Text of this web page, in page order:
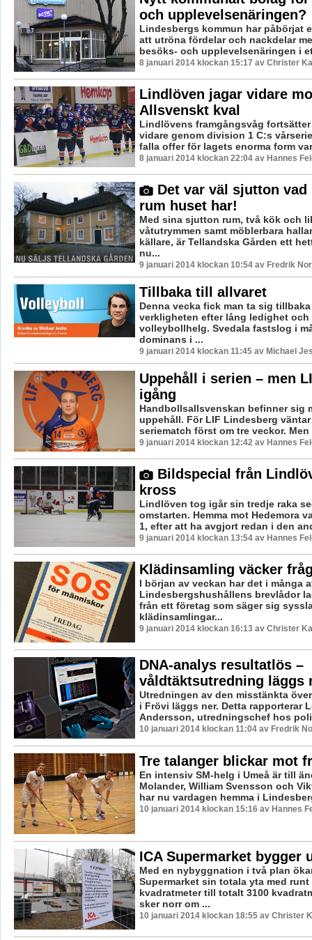
och upplevelsenäringen?
Lindesbergs kommun har påbörjat
att utröna fördelar och nackdelar
besöks- och upplevelsenäringen i
8 januari 2014 klockan 15:17 av Christer
Lindlöven jagar vidare
Allsvenskt kval
Lindlövens framgångsvåg
vidare genom division 1 C:s
falla offer för lagets enorma form
8 januari 2014 klockan 22:04 av Hannes
Det var väl sjutton vad
rum huset har!
Med sina sjutton rum, två kök och
våtutrymmen samt möblerbara
källare, är Tellandska Gården ett
nu...
9 januari 2014 klockan 10:54 av Fredrik
Tillbaka till allvaret
Denna vecka fick man ta sig
verkligheten efter lång ledighet och
volleybollhelg. Svedala fastslog i
dominans i ...
9 januari 2014 klockan 11:45 av Michael
Uppehåll i serien – men
igång
Handbollsallsvenskan befinner sig
uppehåll. För LIF Lindesberg
seriematch först om tre veckor.
9 januari 2014 klockan 12:42 av Hannes
Bildspecial från
kross
Lindlöven tog igår sin tredje raka
omstarten. Hemma mot Hedemora
1, efter att ha avgjort redan i den
9 januari 2014 klockan 13:54 av Hannes
Klädinsamling väcker
I början av veckan har det i många
Lindesbergshushållens brevlådor
från ett företag som säger sig
klädinsamlingar...
9 januari 2014 klockan 16:13 av Christer
DNA-analys resultatlös –
våldtäktsutredning läggs
Utredningen av den misstänkta
i Frövi läggs ner. Detta rapporterar
Andersson, utredningschef hos
10 januari 2014 klockan 11:04 av Fredrik
Tre talanger blickar mot
En intensiv SM-helg i Umeå är till
Molander, William Svensson och
har nu vardagen hemma i
10 januari 2014 klockan 15:16 av Hannes
ICA Supermarket bygger
Med en nybyggnation i två plan
Supermarket sin totala yta med runt
kvadratmeter till totalt 3100
sker norr om ...
10 januari 2014 klockan 18:55 av Christer